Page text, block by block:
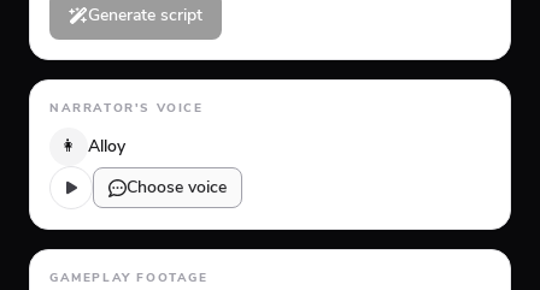
Generate script
NARRATOR'S VOICE
👩
Alloy
Choose voice
GAMEPLAY FOOTAGE